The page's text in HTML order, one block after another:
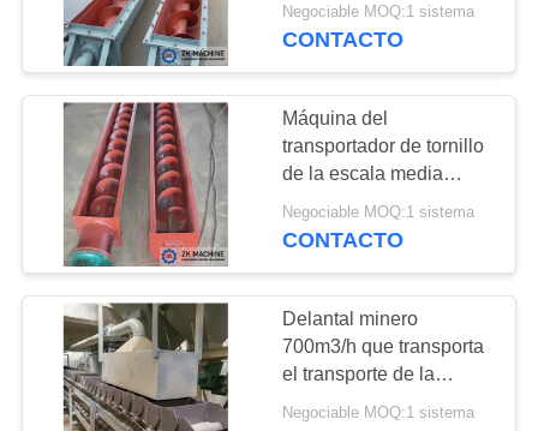
molino de bola
Molino de bola
continuo
22
Negociable MOQ:1 sistema
CONTACTO
Máquina del
transportador de tornillo
de la escala media
5m3/H 80m3/h en planta
del cemento
Negociable MOQ:1 sistema
CONTACTO
Delantal minero
700m3/h que transporta
el transporte de la
distancia del equipo
Negociable MOQ:1 sistema